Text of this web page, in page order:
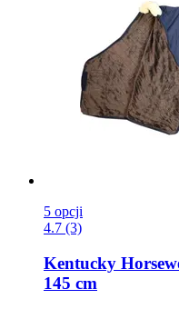
5 opcji
4.7 (3)
Kentucky
145 cm